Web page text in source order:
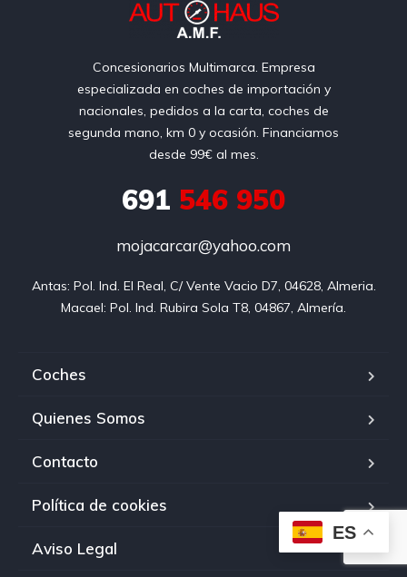
Concesionarios Multimarca. Empresa
especializada en coches de importación y
nacionales, pedidos a la carta, coches de
segunda mano, km 0 y ocasión. Financiamos
desde 99€ al mes.
691 546 950
mojacarcar@yahoo.com
Antas: Pol. Ind. El Real, C/ Vente Vacio D7, 04628, Almeria.
Macael: Pol. Ind. Rubira Sola T8, 04867, Almería.
Coches
Quienes Somos
Contacto
Política de cookies
Aviso Legal
ES